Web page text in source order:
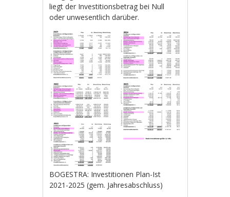
liegt der Investitionsbetrag bei Null
oder unwesentlich darüber.
BOGESTRA: Investitionen Plan-Ist
2021-2025 (gem. Jahresabschluss)